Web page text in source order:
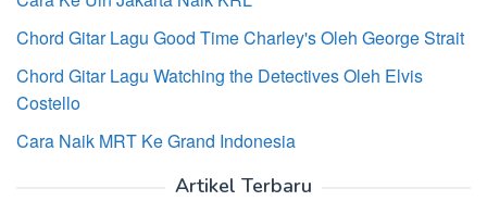
Chord Gitar Lagu Good Time Charley's Oleh George Strait
Chord Gitar Lagu Watching the Detectives Oleh Elvis
Costello
Cara Naik MRT Ke Grand Indonesia
Artikel Terbaru